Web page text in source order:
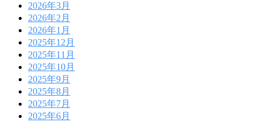
2026年3月
2026年2月
2026年1月
2025年12月
2025年11月
2025年10月
2025年9月
2025年8月
2025年7月
2025年6月